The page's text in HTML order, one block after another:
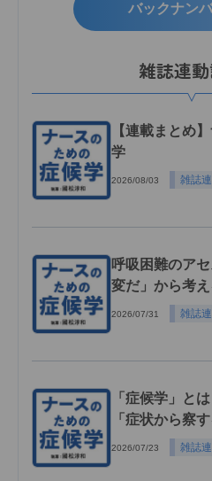
バックナン
雑誌連
【連載まとめ
学
2026/08/03 雑誌
呼吸困難のア
変だ」から考え
2026/07/31 雑誌
「症候学」と
「症状から察
2026/07/23 雑誌